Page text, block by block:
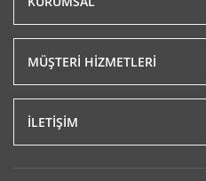
MÜŞTERİ HİZMETLERİ
İLETİŞİM